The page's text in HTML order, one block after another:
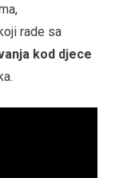
rade sa
kod djece